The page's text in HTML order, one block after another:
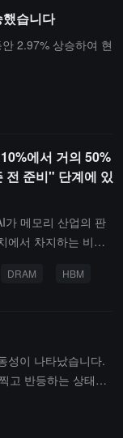
습니다
2.97% 상승하여 현
에서 거의 50%
전 준비" 단계에 있
가 메모리 산업의 판
에서 차지하는 비율
과 NAND 모두 공
객 계약(SCA)은 약 *
에 가격 안정 메커
트 수요를 "시즌 전
장성이 제한적이며
DRAM HBM
성이 나타났습니다.
고 반등하는 상태입
가지로 고점을 찍